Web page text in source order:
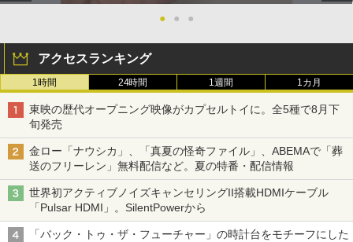
● ● ●
アクセスランキング
1時間 24時間 1週間 1カ月
東映の歴代オープニング映像がカプセルトイに。全5種で8月下
旬発売
金ロー「ナウシカ」、「真夏の怪奇ファイル」、ABEMAで「葬
送のフリーレン」無料配信など。夏の特番・配信情報
世界初アクティブノイズキャンセリングII搭載HDMIケーブル
「Pulsar HDMI」。SilentPowerから
「バック・トゥ・ザ・フューチャー」の時計台をモチーフにした